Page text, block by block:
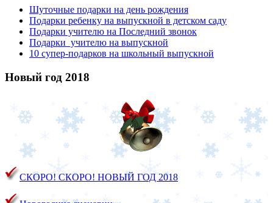
Шуточные подарки на день рождения
Подарки ребенку на выпускной в детском саду
Подарки учителю на Последний звонок
Подарки учителю на выпускной
10 супер-подарков на школьный выпускной
Новый год 2018
СКОРО! СКОРО! НОВЫЙ ГОД 2018